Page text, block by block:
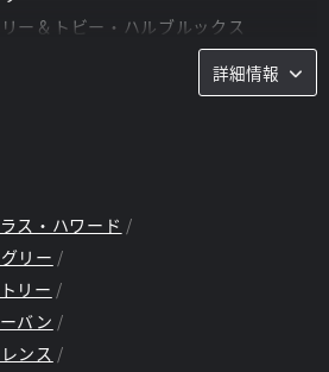
ー＆トビー・ハルブルックス
詳細情報
ス・ハワード
リー
リー
バン
ンス